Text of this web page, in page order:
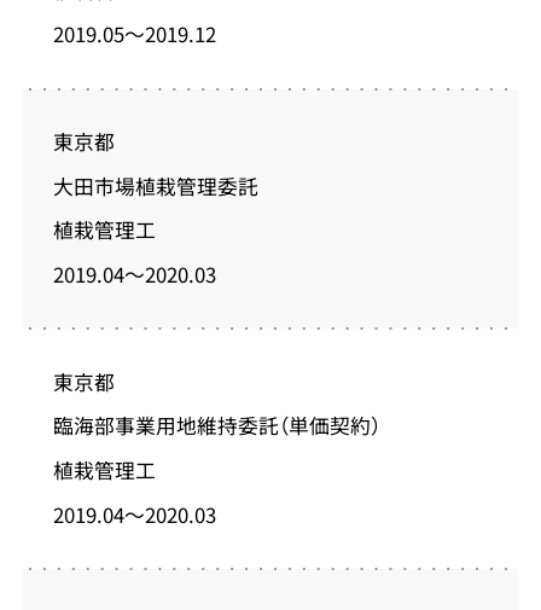
2019.05～2019.12
東京都
大田市場植栽管理委託
植栽管理工
2019.04～2020.03
東京都
臨海部事業用地維持委託（単価契約）
植栽管理工
2019.04～2020.03